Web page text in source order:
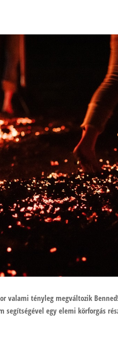
valami tényleg megváltozik
egy elemi körforgás